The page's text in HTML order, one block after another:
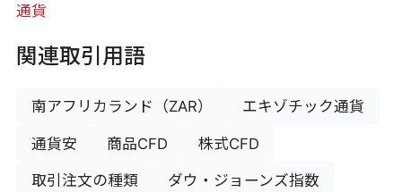
通貨
関連取引用語
南アフリカランド（ZAR） エキゾチック通貨
通貨安 商品CFD 株式CFD
取引注文の種類 ダウ・ジョーンズ指数